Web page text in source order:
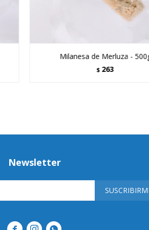
Milanesa de Merluza -
$ 263
Newsletter